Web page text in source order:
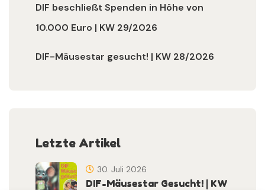
DIF beschließt Spenden in Höhe von
10.000 Euro | KW 29/2026
DIF-Mäusestar gesucht! | KW 28/2026
Letzte Artikel
DIF-Mäusestar Gesucht! | KW
30. Juli 2026